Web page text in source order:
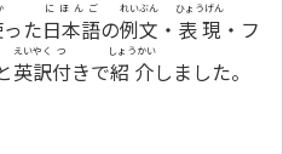
った日本語
にほんご
の例文
れいぶん
・ 表現
ひょうげん
・フ
英訳
えいやく
付
つ
きで紹介
しょうかい
しました。